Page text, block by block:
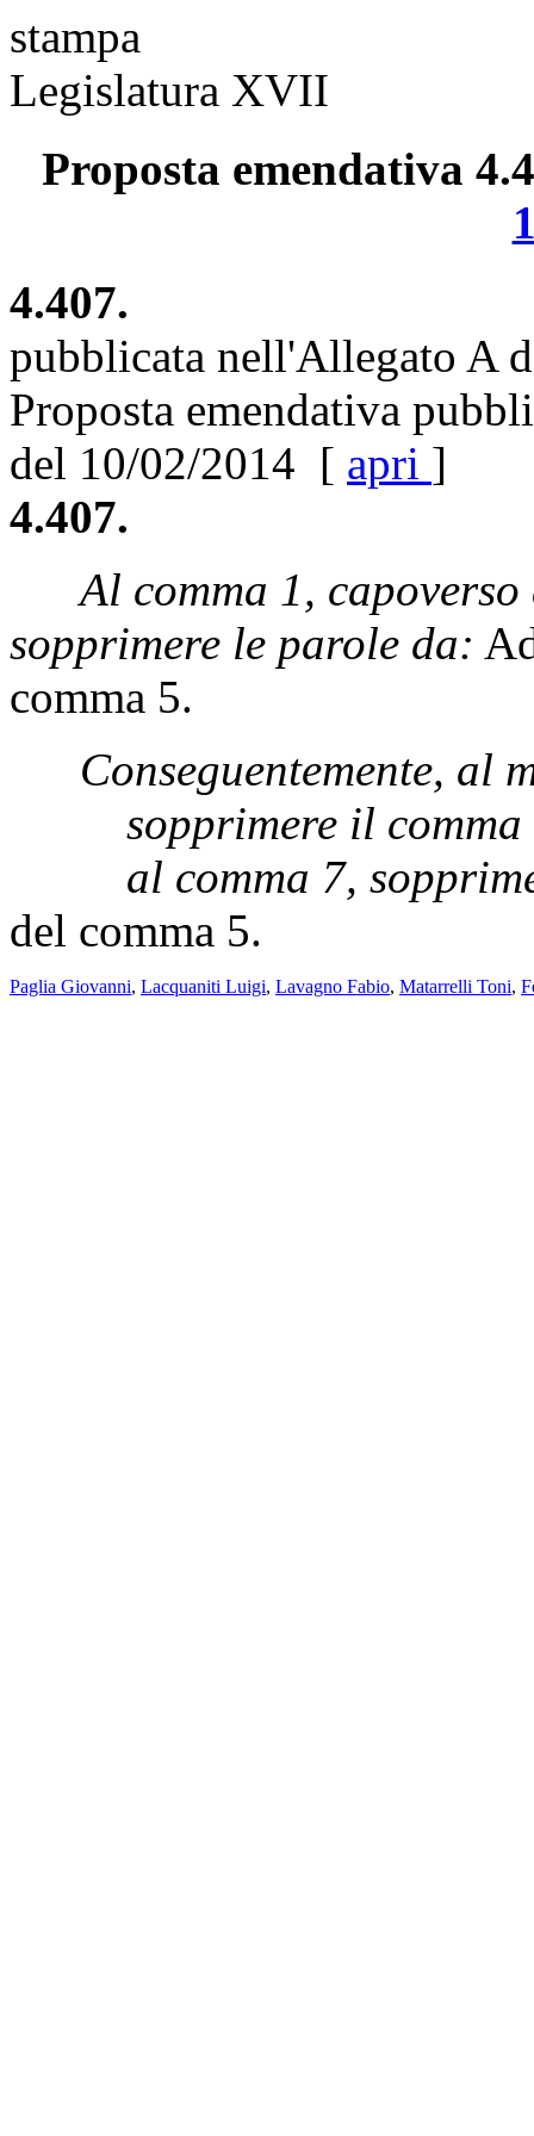
stampa
Legislatura XVII
Proposta emendativa
4.407.
pubblicata nell'Allegato A
Proposta emendativa
del 10/02/2014 [ apri ]
4.407.
Al comma 1,
sopprimere le parole da:
comma 5.
Conseguentemente, al
sopprimere il comma
al comma 7,
del comma 5.
Paglia Giovanni, Lacquaniti Luigi, Lavagno Fabio, Matarrelli Toni,